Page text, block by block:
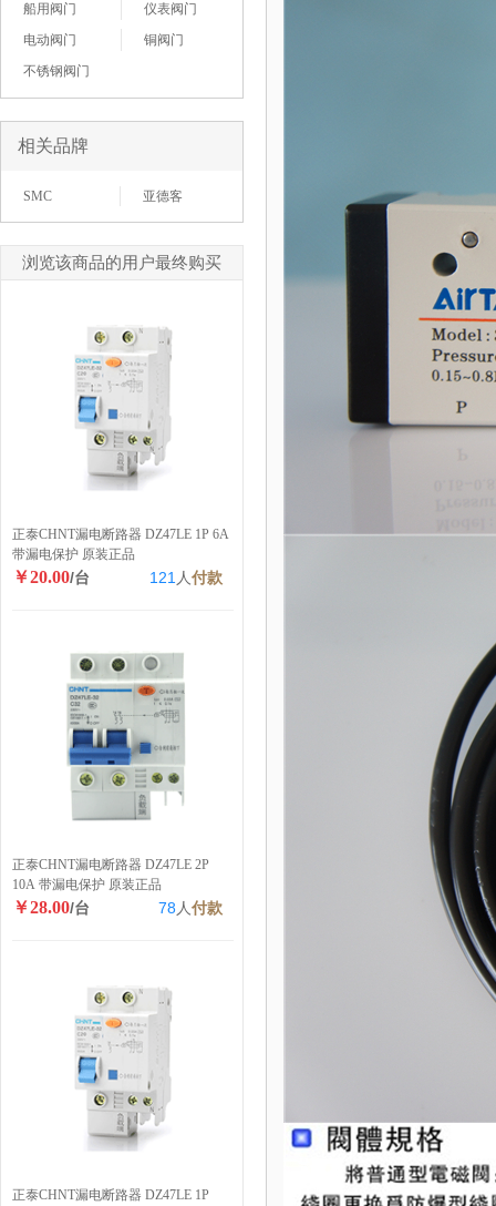
船用阀门
仪表阀门
电动阀门
铜阀门
不锈钢阀门
相关品牌
SMC 亚德客
浏览该商品的用户最终购买
正泰CHNT漏电断路器 DZ47LE 1P 6A
带漏电保护 原装正品
￥20.00/台 121 人付款
正泰CHNT漏电断路器 DZ47LE 2P
10A 带漏电保护 原装正品
￥28.00/台 78 人付款
正泰CHNT漏电断路器 DZ47LE 1P